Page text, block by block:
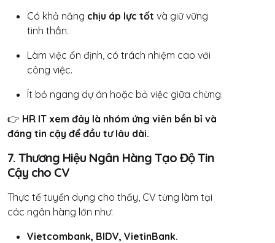
Có khả năng chịu áp lực tốt và giữ vững
tinh thần.
Làm việc ổn định, có trách nhiệm cao với
công việc.
Ít bỏ ngang dự án hoặc bỏ việc giữa chừng.
👉 HR IT xem đây là nhóm ứng viên bền bỉ và
đáng tin cậy để đầu tư lâu dài.
7. Thương Hiệu Ngân Hàng Tạo Độ Tin
Cậy cho CV
Thực tế tuyển dụng cho thấy, CV từng làm tại
các ngân hàng lớn như:
Vietcombank, BIDV, VietinBank.